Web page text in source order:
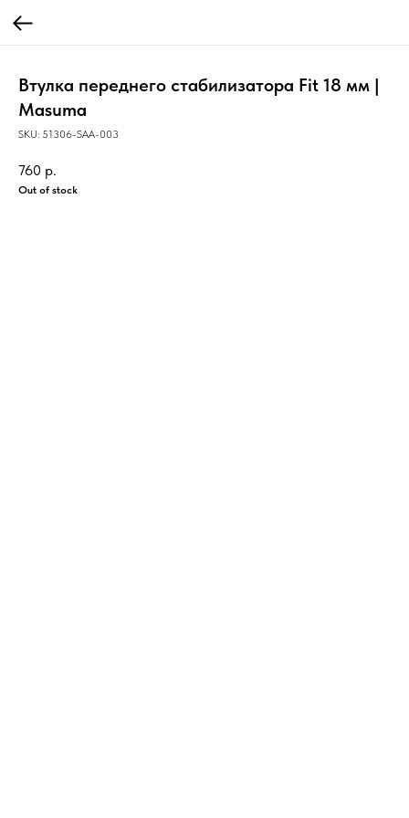
Втулка переднего стабилизатора Fit 18 мм |
Masuma
SKU: 51306-SAA-003
760 р.
Out of stock